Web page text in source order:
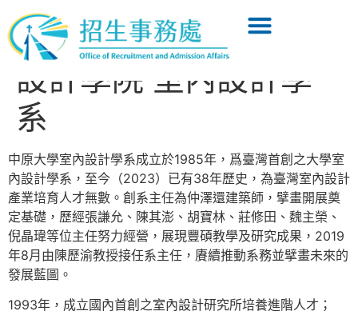
設計學院 室內設計學
系
中原大學室內設計學系成立於1985年，爲臺灣首創之大學室
內設計學系，至今（2023）已有38年歷史，為臺灣室內設計
產業培育人才無數。創系主任為仲澤還建築師，擘畫開展奠
定基礎，歷經張謙允、陳其澎、胡寶林、莊修田、魏主榮、
倪晶瑋等位主任努力經營，展現豐碩教學及研究成果，2019
年8月由陳歷渝教授接任系主任，賡續推動系務並擘畫未來的
發展藍圖。
1993年，成立國內首創之室內設計研究所培養進階人才；